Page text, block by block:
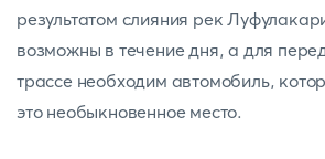
результатом слияния рек
возможны в течение дня, а для
трассе необходим автомобиль,
это необыкновенное место.